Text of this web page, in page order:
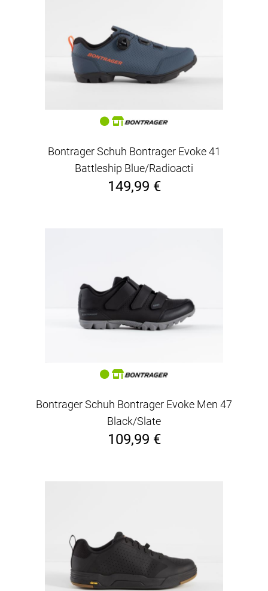
Bontrager Schuh Bontrager Evoke 41
Battleship Blue/Radioacti
149,99 €
Bontrager Schuh Bontrager Evoke Men 47
Black/Slate
109,99 €